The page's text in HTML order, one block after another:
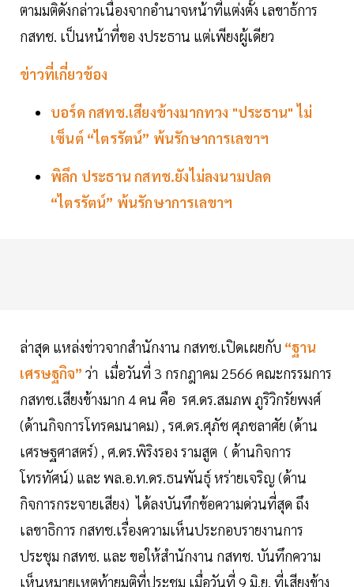
ตามมติดังกล่าวเนื่องจากอำนาจหน้าที่แต่งตั้ง เลขาธ้การ
กสทช. เป็นหน้าที่ขอ งประธาน แต่เพียงผู้เดียว
ข่าวที่เกี่ยวข้อง
บอร์ด กสทช.เสียงข้างมากทวง "ประธาน" ไม่
เซ็นต์ “ไตรรัตน์” พ้นรักษาการเลขาฯ
พิลึก ประธาน กสทช.ยังไม่ลงนามปลด
“ไตรรัตน์” พ้นรักษาการเลขาฯ
ล่าสุด แหล่งข่าวจากสำนักงาน กสทช.เปิดเผยกับ “ฐาน
เศรษฐกิจ” ว่า เมื่อวันที่ 3 กรกฎาคม 2566 คณะกรรมการ
กสทช.เสียงข้างมาก 4 คน คือ รศ.ดร.สมภพ ภูริวิกรัยพงศ์
(ด้านกิจการโทรคมนาคม) , รศ.ดร.ศุภัช ศุภชลาศัย (ด้าน
เศรษฐศาสตร์) , ศ.ดร.พิริงรอง รามสูต ( ด้านกิจการ
โทรทัศน์) และ พล.อ.ท.ดร.ธนพันธุ์ หร่ายเจริญ (ด้าน
กิจการกระจายเสียง) ได้ลงบันทึกข้อความด่วนที่สุด ถึง
เลขาธิการ กสทช.เรื่องความเห็นประกอบรายงานการ
ประชุม กสทช. และ ขอให้สำนักงาน กสทช. บันทึกความ
เห็นหมายเหตุท้ายมติที่ประชุม เมื่อวันที่ 9 มิ.ย. ที่เสียงข้าง